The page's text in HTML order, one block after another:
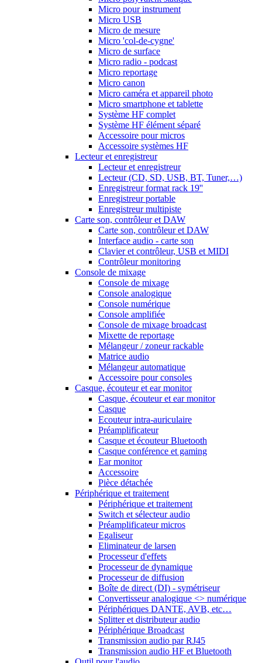
Micro pour instrument
Micro USB
Micro de mesure
Micro 'col-de-cygne'
Micro de surface
Micro radio - podcast
Micro reportage
Micro canon
Micro caméra et appareil photo
Micro smartphone et tablette
Système HF complet
Système HF élément séparé
Accessoire pour micros
Accessoire systèmes HF
Lecteur et enregistreur
Lecteur et enregistreur
Lecteur (CD, SD, USB, BT, Tuner,…)
Enregistreur format rack 19''
Enregistreur portable
Enregistreur multipiste
Carte son, contrôleur et DAW
Carte son, contrôleur et DAW
Interface audio - carte son
Clavier et contrôleur, USB et MIDI
Contrôleur monitoring
Console de mixage
Console de mixage
Console analogique
Console numérique
Console amplifiée
Console de mixage broadcast
Mixette de reportage
Mélangeur / zoneur rackable
Matrice audio
Mélangeur automatique
Accessoire pour consoles
Casque, écouteur et ear monitor
Casque, écouteur et ear monitor
Casque
Ecouteur intra-auriculaire
Préamplificateur
Casque et écouteur Bluetooth
Casque conférence et gaming
Ear monitor
Accessoire
Pièce détachée
Périphérique et traitement
Périphérique et traitement
Switch et sélecteur audio
Préamplificateur micros
Egaliseur
Eliminateur de larsen
Processeur d'effets
Processeur de dynamique
Processeur de diffusion
Boîte de direct (DI) - symétriseur
Convertisseur analogique <> numérique
Périphériques DANTE, AVB, etc…
Splitter et distributeur audio
Périphérique Broadcast
Transmission audio par RJ45
Transmission audio HF et Bluetooth